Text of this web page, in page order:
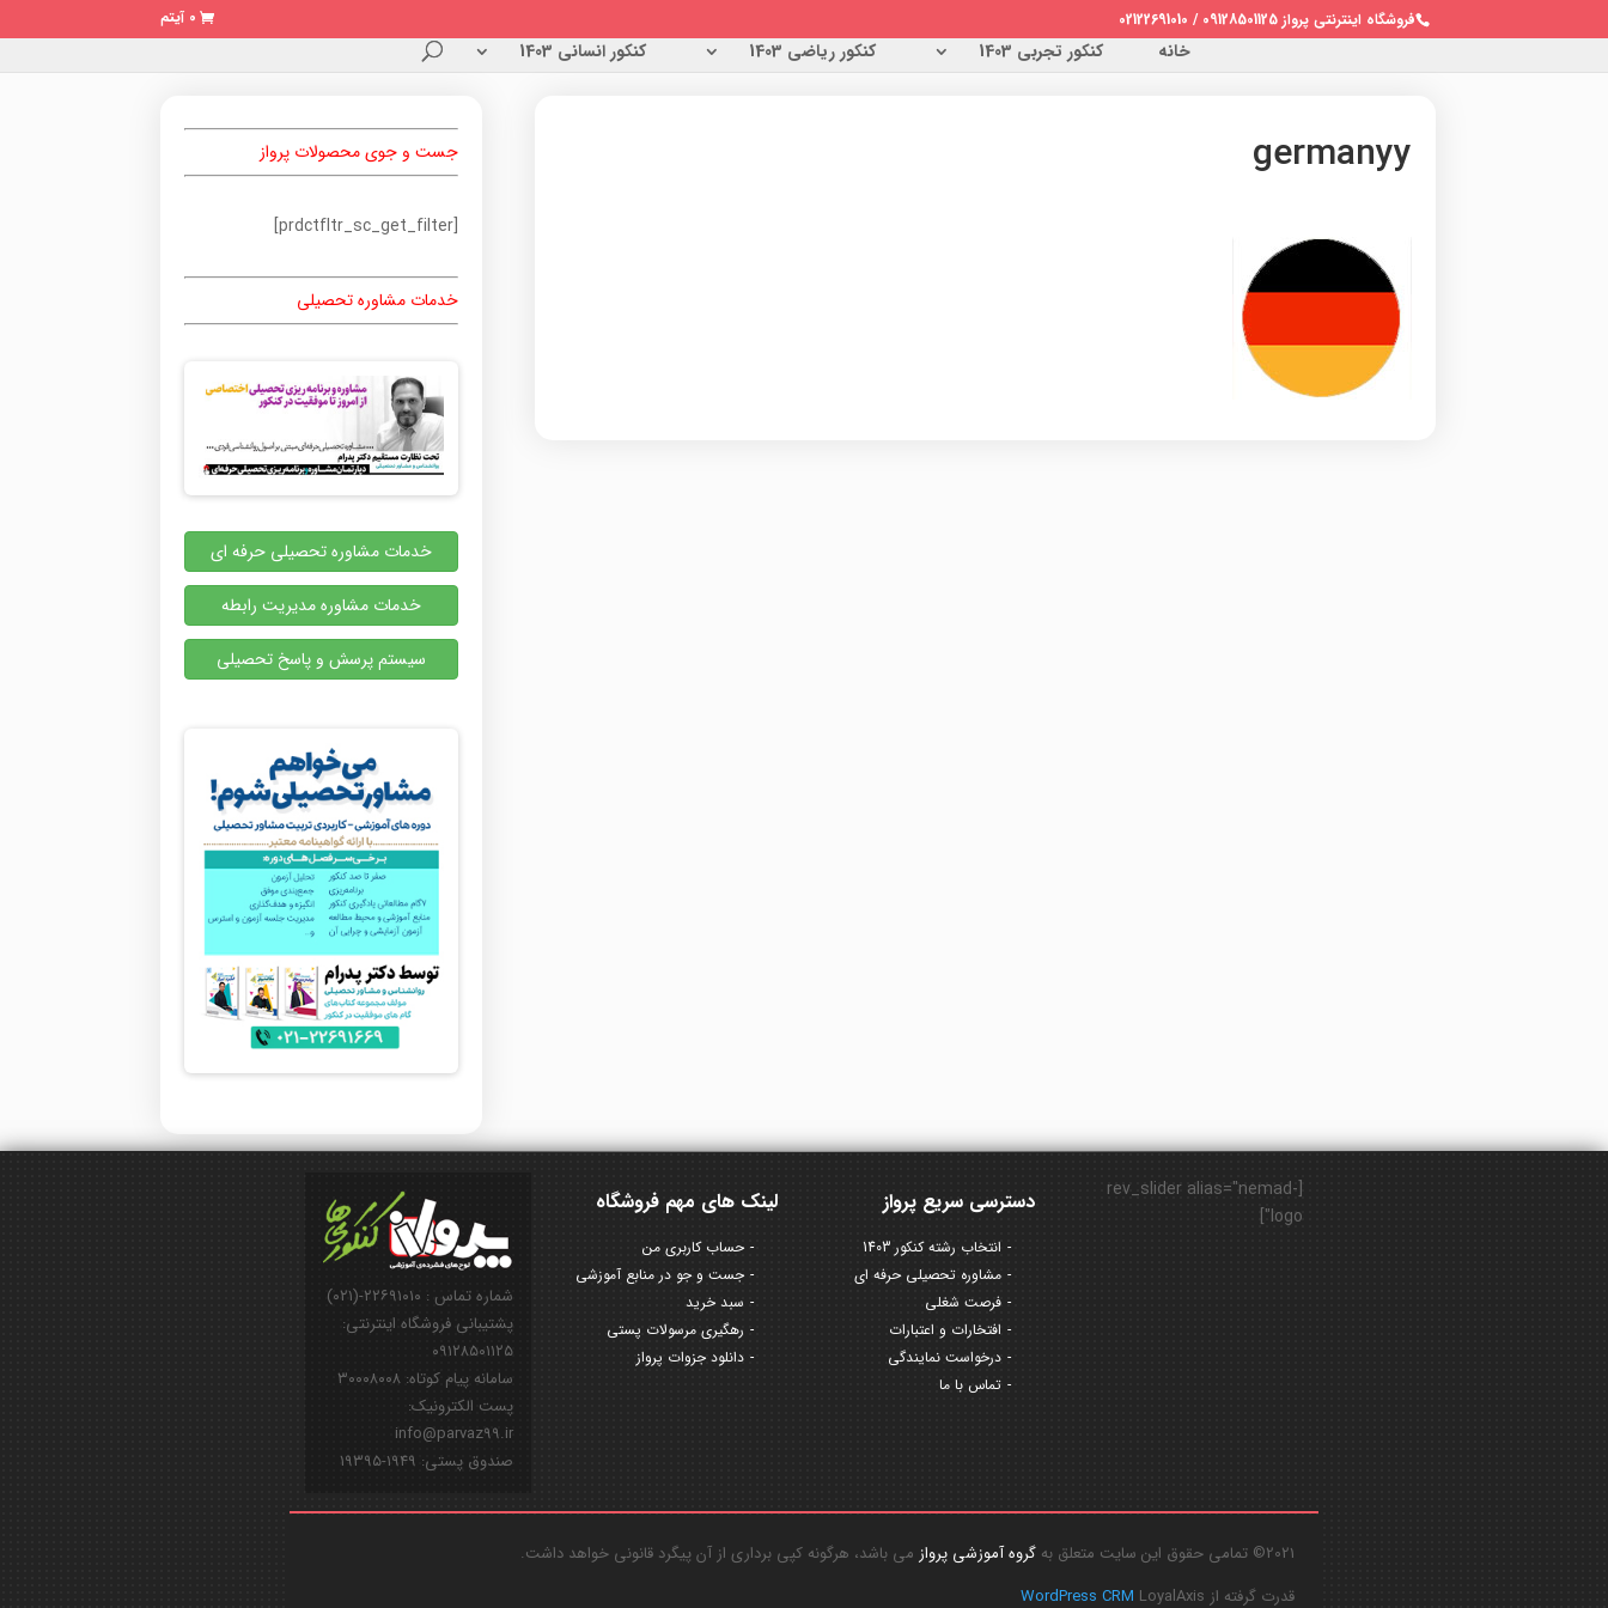
فروشگاه اینترنتی پرواز 09128501125 / 02122691010 0 آیتم
خانه کنکور تجربی 1403 کنکور ریاضی 1403 کنکور انسانی 1403
germanyy جست و جوی محصولات پرواز
[prdctfltr_sc_get_filter]
خدمات مشاوره تحصیلی
خدمات مشاوره تحصیلی حرفه ای
خدمات مشاوره مدیریت رابطه
سیستم پرسش و پاسخ تحصیلی
شماره تماس : ۲۲۶۹۱۰۱۰-(۰۲۱)
پشتیبانی فروشگاه اینترنتی:
۰۹۱۲۸۵۰۱۱۲۵
سامانه پیام کوتاه: ۳۰۰۰۸۰۰۸
پست الکترونیک:
info@parvaz99.ir
صندوق پستی: ۱۹۴۹-۱۹۳۹۵
لینک های مهم فروشگاه
حساب کاربری من
جست و جو در منابع آموزشی
سبد خرید
رهگیری مرسولات پستی
دانلود جزوات پرواز
دسترسی سریع پرواز
انتخاب رشته کنکور 1403
مشاوره تحصیلی حرفه ای
فرصت شغلی
افتخارات و اعتبارات
درخواست نمایندگی
تماس با ما
[rev_slider alias="nemad-
logo"]
2021© تمامی حقوق این سایت متعلق به گروه آموزشی پروازمی باشد، هرگونه کپی برداری از آن پیگرد قانونی خواهد داشت.
قدرت گرفته از
WordPress CRM LoyalAxis